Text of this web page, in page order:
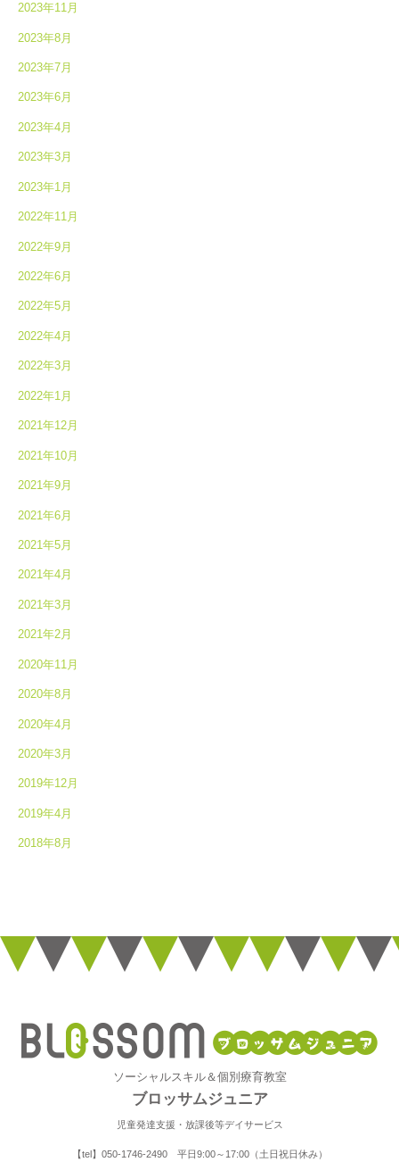
2023年11月
2023年8月
2023年7月
2023年6月
2023年4月
2023年3月
2023年1月
2022年11月
2022年9月
2022年6月
2022年5月
2022年4月
2022年3月
2022年1月
2021年12月
2021年10月
2021年9月
2021年6月
2021年5月
2021年4月
2021年3月
2021年2月
2020年11月
2020年8月
2020年4月
2020年3月
2019年12月
2019年4月
2018年8月
ソーシャルスキル＆個別療育教室
ブロッサムジュニア
児童発達支援・放課後等デイサービス
【tel】050-1746-2490 平日9:00～17:00（土日祝日休み）